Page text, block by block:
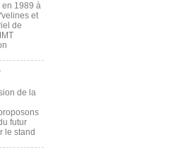
en 1989 à
et
de
de la
futur
le stand